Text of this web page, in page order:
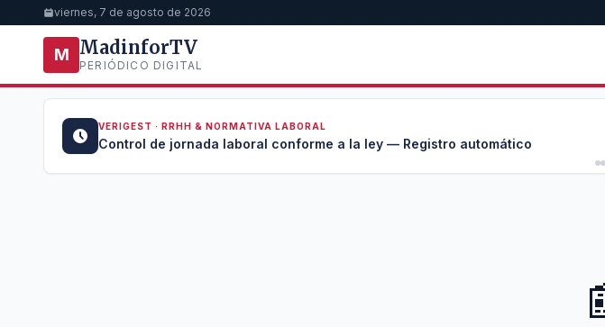
viernes, 7 de agosto de 2026
M MadinforTV
PERIÓDICO DIGITAL
VERIGEST · RRHH & NORMATIVA LABORAL
Control de jornada laboral conforme a la ley — Registro automático